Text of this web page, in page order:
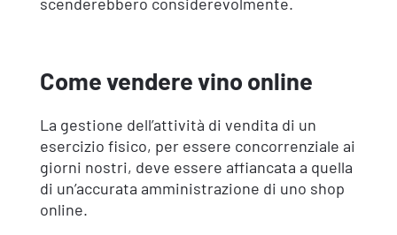
Come vendere vino online
La gestione dell’attività di vendita di un
esercizio fisico, per essere concorrenziale ai
giorni nostri, deve essere affiancata a quella
di un’accurata amministrazione di uno shop
online.